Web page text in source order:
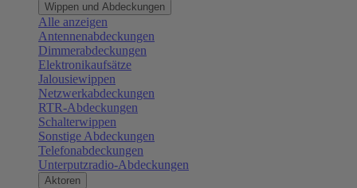
Wippen und Abdeckungen
Alle anzeigen
Antennenabdeckungen
Dimmerabdeckungen
Elektronikaufsätze
Jalousiewippen
Netzwerkabdeckungen
RTR-Abdeckungen
Schalterwippen
Sonstige Abdeckungen
Telefonabdeckungen
Unterputzradio-Abdeckungen
Aktoren